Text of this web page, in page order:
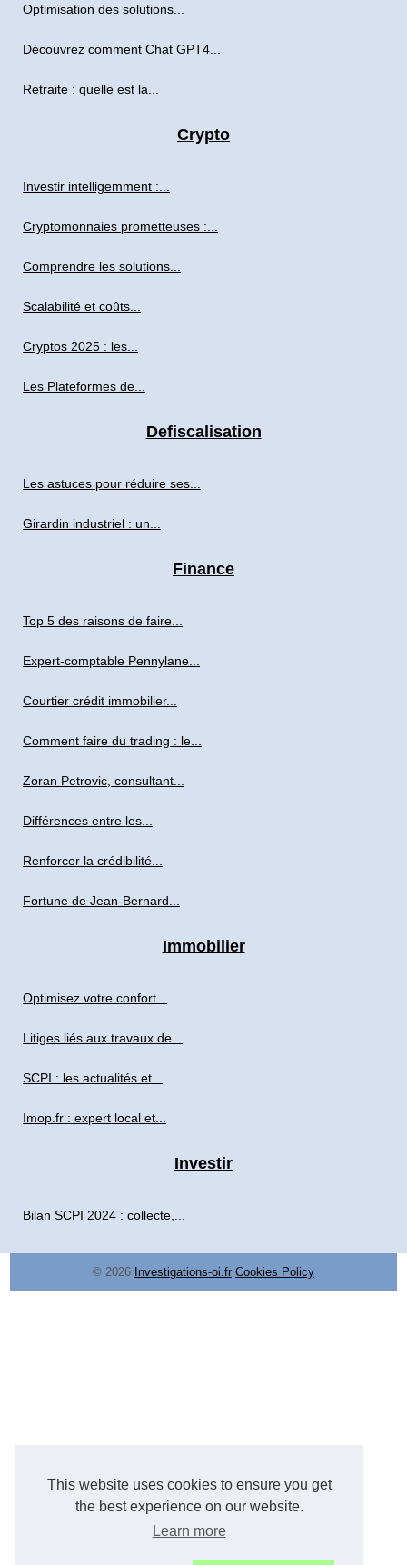
This website uses cookies to ensure you get
the best experience on our website.
Learn more
Optimisation des solutions...
Découvrez comment Chat GPT4...
Retraite : quelle est la...
Crypto
Investir intelligemment :...
Cryptomonnaies prometteuses :...
Comprendre les solutions...
Scalabilité et coûts...
Cryptos 2025 : les...
Les Plateformes de...
Defiscalisation
Les astuces pour réduire ses...
Girardin industriel : un...
Finance
Top 5 des raisons de faire...
Expert-comptable Pennylane...
Courtier crédit immobilier...
Comment faire du trading : le...
Zoran Petrovic, consultant...
Différences entre les...
Renforcer la crédibilité...
Fortune de Jean-Bernard...
Immobilier
Optimisez votre confort...
Litiges liés aux travaux de...
SCPI : les actualités et...
Imop.fr : expert local et...
Investir
Bilan SCPI 2024 : collecte,...
© 2026 Investigations-oi.fr Cookies Policy